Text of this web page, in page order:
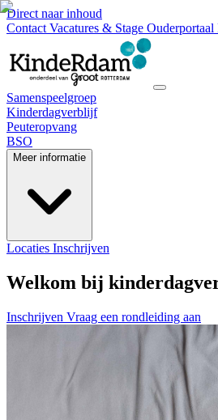
Direct naar inhoud
Contact Vacatures & Stage Ouderportaal
Samenspeelgroep
Kinderdagverblijf
Peuteropvang
BSO
Meer informatie
Locaties Inschrijven
Welkom bij
Inschrijven Vraag een rondleiding aan